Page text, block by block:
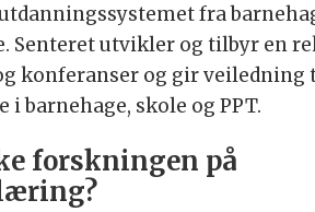
fra
Senteret utvikler og tilbyr en
konferanser og gir veiledning
barnehage, skole og PPT.
forskningen på